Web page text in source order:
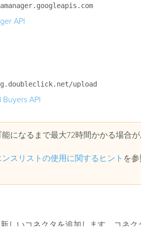
API
upload
API
になるまで最大72時間かかる場合が
スリストの使用に関するヒント を
しいコネクタを追加します。コネク